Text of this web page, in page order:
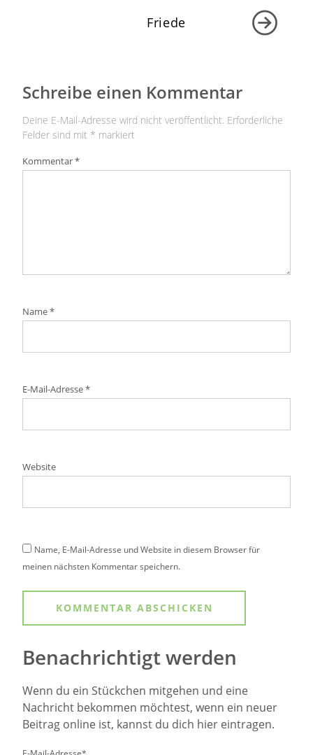
Friede
Schreibe einen Kommentar
Deine E-Mail-Adresse wird nicht veröffentlicht. Erforderliche
Felder sind mit * markiert
Kommentar*
Name*
E-Mail-Adresse*
Website
Name, E-Mail-Adresse und Website in diesem Browser für
meinen nächsten Kommentar speichern.
Benachrichtigt werden
Wenn du ein Stückchen mitgehen und eine
Nachricht bekommen möchtest, wenn ein neuer
Beitrag online ist, kannst du dich hier eintragen.